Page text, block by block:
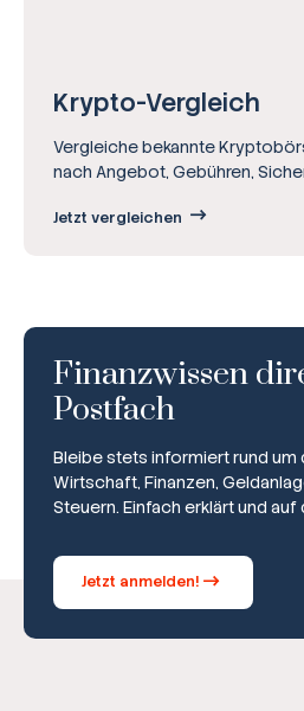
Krypto-Vergleich
Vergleiche bekannte
nach Angebot, Gebühren,
Jetzt vergleichen
Finanzwissen
Postfach
Bleibe stets informiert rund um
Wirtschaft, Finanzen,
Steuern. Einfach erklärt und
Jetzt anmelden!